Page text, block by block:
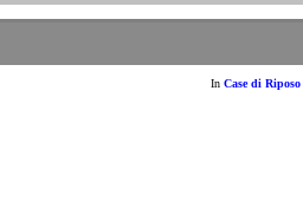
In Case di Riposo